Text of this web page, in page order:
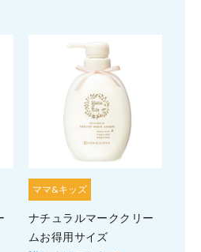
ママ&キッズ
ナチュラルマーククリー
ムお得用サイズ